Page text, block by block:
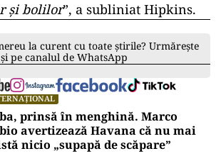
şi bolilor”, a subliniat Hipkins.
la curent cu toate știrile? Urmărește
pe canalul de WhatsApp
prinsă în menghină. Marco
avertizează Havana că nu mai
nicio „supapă de scăpare”